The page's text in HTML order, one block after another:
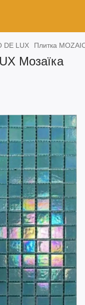
DE LUX Плитка
Мозаїка